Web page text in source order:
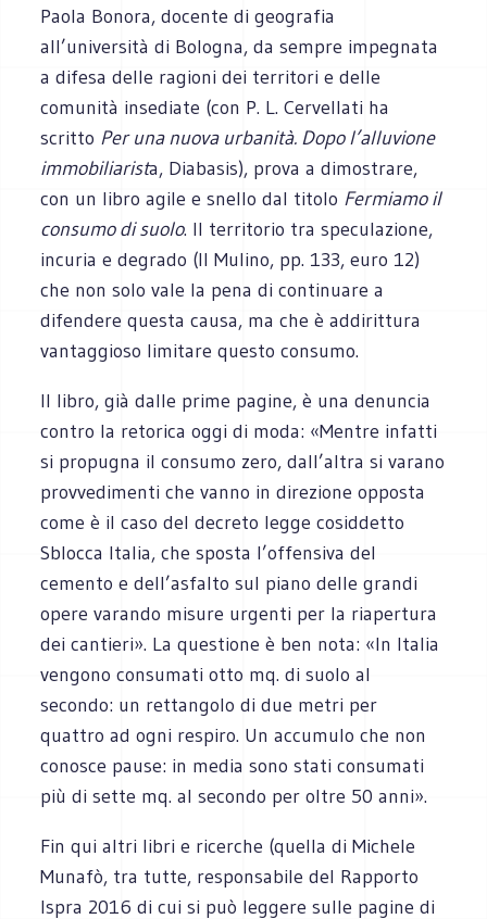
Paola Bonora, docente di geografia
all’università di Bologna, da sempre impegnata
a difesa delle ragioni dei territori e delle
comunità insediate (con P. L. Cervellati ha
scritto Per una nuova urbanità. Dopo l’alluvione
immobiliarista, Diabasis), prova a dimostrare,
con un libro agile e snello dal titolo Fermiamo il
consumo di suolo. Il territorio tra speculazione,
incuria e degrado (Il Mulino, pp. 133, euro 12)
che non solo vale la pena di continuare a
difendere questa causa, ma che è addirittura
vantaggioso limitare questo consumo.
Il libro, già dalle prime pagine, è una denuncia
contro la retorica oggi di moda: «Mentre infatti
si propugna il consumo zero, dall’altra si varano
provvedimenti che vanno in direzione opposta
come è il caso del decreto legge cosiddetto
Sblocca Italia, che sposta l’offensiva del
cemento e dell’asfalto sul piano delle grandi
opere varando misure urgenti per la riapertura
dei cantieri». La questione è ben nota: «In Italia
vengono consumati otto mq. di suolo al
secondo: un rettangolo di due metri per
quattro ad ogni respiro. Un accumulo che non
conosce pause: in media sono stati consumati
più di sette mq. al secondo per oltre 50 anni».
Fin qui altri libri e ricerche (quella di Michele
Munafò, tra tutte, responsabile del Rapporto
Ispra 2016 di cui si può leggere sulle pagine di